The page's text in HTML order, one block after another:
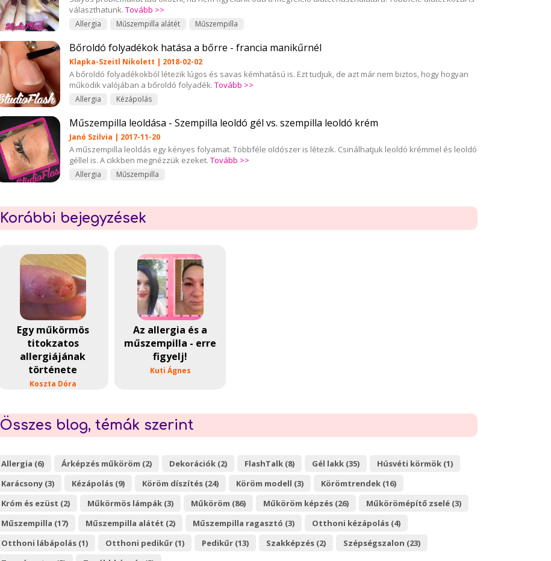
választhatunk. Tovább >>
Allergia Műszempilla alátét Műszempilla
Bőroldó folyadékok hatása a bőrre - francia manikűrnél
Klapka-Szeitl Nikolett | 2018-02-02
A bőroldó folyadékokból létezik lúgos és savas kémhatású is. Ezt tudjuk, de azt már nem biztos, hogy hogyan
működik valójában a bőroldó folyadék. Tovább >>
Allergia Kézápolás
Műszempilla leoldása - Szempilla leoldó gél vs. szempilla leoldó krém
Janó Szilvia | 2017-11-20
A műszempilla leoldás egy kényes folyamat. Többféle oldószer is létezik. Csinálhatjuk leoldó krémmel és leoldó
géllel is. A cikkben megnézzük ezeket. Tovább >>
Allergia Műszempilla
Korábbi bejegyzések
Egy műkörmös
titokzatos
allergiájának
története
Koszta Dóra
Az allergia és a
műszempilla - erre
figyelj!
Kuti Ágnes
Összes blog, témák szerint
Allergia (6) Árképzés műköröm (2) Dekorációk (2) FlashTalk (8) Gél lakk (35)
Húsvéti körmök (1)
Karácsony (3)
Kézápolás (9) Köröm díszítés (24) Köröm modell (3)
Körömtrendek (16)
Króm és ezüst (2)
Műkörmös lámpák (3) Műköröm (86) Műköröm képzés (26)
Műkörömépítő zselé (3)
Műszempilla (17)
Műszempilla alátét (2) Műszempilla ragasztó (3)
Otthoni kézápolás (4)
Otthoni lábápolás (1)
Otthoni pedikűr (1) Pedikűr (13) Szakképzés (2)
Szépségszalon (23)